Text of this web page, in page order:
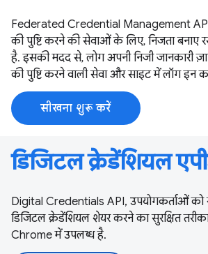
Federated Credential Management
की पुष्टि करने की सेवाओं के लिए, निजता
है. इसकी मदद से, लोग अपनी निजी जानकारी
की पुष्टि करने वाली सेवा और साइट में लॉग इन
सीखना शुरू करें
डिजिटल क्रेडेंशियल
Digital Credentials API, उपयोगकर्ताओं को
डिजिटल क्रेडेंशियल शेयर करने का सुरक्षित
Chrome में उपलब्ध है.